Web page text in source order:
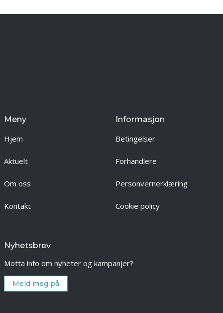
Meny
Hjem
Aktuelt
Om oss
Kontakt
Informasjon
Betingelser
Forhandlere
Personvernerklæring
Cookie policy
Nyhetsbrev
Motta info om nyheter og kampanjer?
Meld meg på